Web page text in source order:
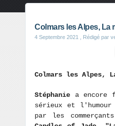
Colmars les Alpes, La
4 Septembre 2021 , Rédigé par
Colmars les Alpes,
Stéphanie a encore
sérieux et l'humour
par les